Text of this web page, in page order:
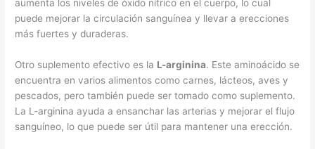
aumenta los niveles de óxido nítrico en el cuerpo, lo cual
puede mejorar la circulación sanguínea y llevar a erecciones
más fuertes y duraderas.
Otro suplemento efectivo es la L-arginina. Este aminoácido se
encuentra en varios alimentos como carnes, lácteos, aves y
pescados, pero también puede ser tomado como suplemento.
La L-arginina ayuda a ensanchar las arterias y mejorar el flujo
sanguíneo, lo que puede ser útil para mantener una erección.